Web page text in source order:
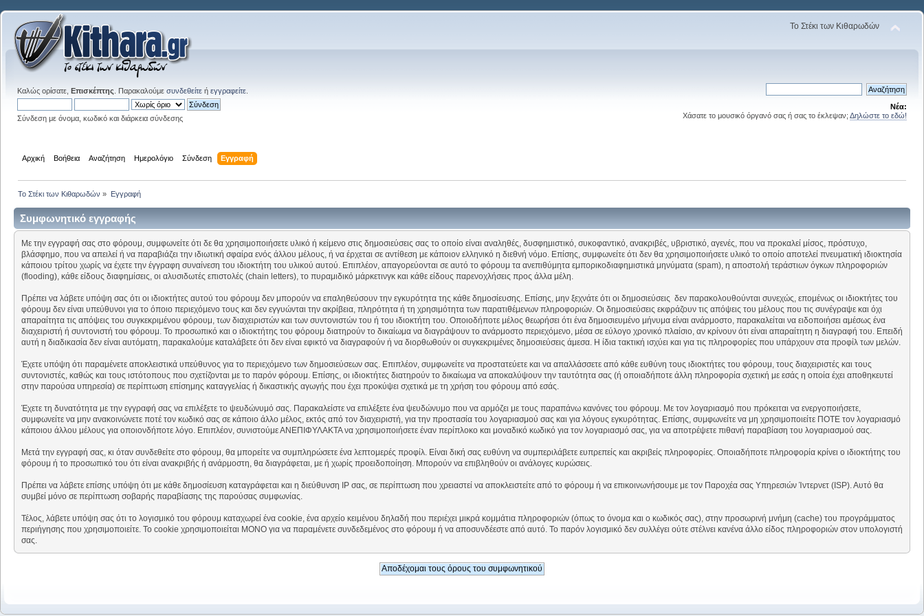
Το Στέκι των Κιθαρωδών
Καλώς ορίσατε, Επισκέπτης . Παρακαλούμε συνδεθείτε ή εγγραφείτε
Σύνδεση με όνομα, κωδικό και διάρκεια σύνδεσης
Νέα:
Χάσατε το μουσικό όργανό σας ή σας το έκλεψαν; Δηλώστε το εδώ!
Αρχική Βοήθεια Αναζήτηση Ημερολόγιο Σύνδεση Εγγραφή
Το Στέκι των Κιθαρωδών » Εγγραφή
Συμφωνητικό εγγραφής
Με την εγγραφή σας στο φόρουμ, συμφωνείτε ότι δε θα χρησιμοποιήσετε υλικό ή κείμενο στις δημοσιεύσεις σας το οποίο είναι αναληθές, δυσφημιστικό, συκοφαντικό, ανακριβές, υβριστικό, αγενές, που να προκαλεί μίσος, πρόστυχο,
βλάσφημο, που να απειλεί ή να παραβιάζει την ιδιωτική σφαίρα ενός άλλου μέλους, ή να έρχεται σε αντίθεση με κάποιον ελληνικό η διεθνή νόμο. Επίσης, συμφωνείτε ότι δεν θα χρησιμοποιήσετε υλικό το οποίο αποτελεί πνευματική ιδιοκτησία
κάποιου τρίτου χωρίς να έχετε την έγγραφη συναίνεση του ιδιοκτήτη του υλικού αυτού. Επιπλέον, απαγορεύονται σε αυτό το φόρουμ τα ανεπιθύμητα εμπορικοδιαφημιστικά μηνύματα (spam), η αποστολή τεράστιων όγκων πληροφοριών
(flooding), κάθε είδους διαφημίσεις, οι αλυσιδωτές επιστολές (chain letters), το πυραμιδικό μάρκετινγκ και κάθε είδους παρενοχλήσεις προς άλλα μέλη.
Πρέπει να λάβετε υπόψη σας ότι οι ιδιοκτήτες αυτού του φόρουμ δεν μπορούν να επαληθεύσουν την εγκυρότητα της κάθε δημοσίευσης. Επίσης, μην ξεχνάτε ότι οι δημοσιεύσεις δεν παρακολουθούνται συνεχώς, επομένως οι ιδιοκτήτες του
φόρουμ δεν είναι υπεύθυνοι για το όποιο περιεχόμενο τους και δεν εγγυώνται την ακρίβεια, πληρότητα ή τη χρησιμότητα των παρατιθέμενων πληροφοριών. Οι δημοσιεύσεις εκφράζουν τις απόψεις του μέλους που τις συνέγραψε και όχι
απαραίτητα τις απόψεις του συγκεκριμένου φόρουμ, των διαχειριστών και των συντονιστών του ή του ιδιοκτήτη του. Οποιοδήποτε μέλος θεωρήσει ότι ένα δημοσιευμένο μήνυμα είναι ανάρμοστο, παρακαλείται να ειδοποιήσει αμέσως ένα
διαχειριστή ή συντονιστή του φόρουμ. Το προσωπικό και ο ιδιοκτήτης του φόρουμ διατηρούν το δικαίωμα να διαγράψουν το ανάρμοστο περιεχόμενο, μέσα σε εύλογο χρονικό πλαίσιο, αν κρίνουν ότι είναι απαραίτητη η διαγραφή του. Επειδή
αυτή η διαδικασία δεν είναι αυτόματη, παρακαλούμε καταλάβετε ότι δεν είναι εφικτό να διαγραφούν ή να διορθωθούν οι συγκεκριμένες δημοσιεύσεις άμεσα. Η ίδια τακτική ισχύει και για τις πληροφορίες που υπάρχουν στα προφίλ των μελών.
Έχετε υπόψη ότι παραμένετε αποκλειστικά υπεύθυνος για το περιεχόμενο των δημοσιεύσεων σας. Επιπλέον, συμφωνείτε να προστατεύετε και να απαλλάσσετε από κάθε ευθύνη τους ιδιοκτήτες του φόρουμ, τους διαχειριστές και τους
συντονιστές, καθώς και τους ιστότοπους που σχετίζονται με το παρόν φόρουμ. Επίσης, οι ιδιοκτήτες διατηρούν το δικαίωμα να αποκαλύψουν την ταυτότητα σας (ή οποιαδήποτε άλλη πληροφορία σχετική με εσάς η οποία έχει αποθηκευτεί
στην παρούσα υπηρεσία) σε περίπτωση επίσημης καταγγελίας ή δικαστικής αγωγής που έχει προκύψει σχετικά με τη χρήση του φόρουμ από εσάς.
Έχετε τη δυνατότητα με την εγγραφή σας να επιλέξετε το ψευδώνυμό σας. Παρακαλείστε να επιλέξετε ένα ψευδώνυμο που να αρμόζει με τους παραπάνω κανόνες του φόρουμ. Με τον λογαριασμό που πρόκειται να ενεργοποιήσετε,
συμφωνείτε να μην ανακοινώνετε ποτέ τον κωδικό σας σε κάποιο άλλο μέλος, εκτός από τον διαχειριστή, για την προστασία του λογαριασμού σας και για λόγους εγκυρότητας. Επίσης, συμφωνείτε να μη χρησιμοποιείτε ΠΟΤΕ τον λογαριασμό
κάποιου άλλου μέλους για οποιονδήποτε λόγο. Επιπλέον, συνιστούμε ΑΝΕΠΙΦΥΛΑΚΤΑ να χρησιμοποιήσετε έναν περίπλοκο και μοναδικό κωδικό για τον λογαριασμό σας, για να αποτρέψετε πιθανή παραβίαση του λογαριασμού σας.
Μετά την εγγραφή σας, κι όταν συνδεθείτε στο φόρουμ, θα μπορείτε να συμπληρώσετε ένα λεπτομερές προφίλ. Είναι δική σας ευθύνη να συμπεριλάβετε ευπρεπείς και ακριβείς πληροφορίες. Οποιαδήποτε πληροφορία κρίνει ο ιδιοκτήτης του
φόρουμ ή το προσωπικό του ότι είναι ανακριβής ή ανάρμοστη, θα διαγράφεται, με ή χωρίς προειδοποίηση. Μπορούν να επιβληθούν οι ανάλογες κυρώσεις.
Πρέπει να λάβετε επίσης υπόψη ότι με κάθε δημοσίευση καταγράφεται και η διεύθυνση IP σας, σε περίπτωση που χρειαστεί να αποκλειστείτε από το φόρουμ ή να επικοινωνήσουμε με τον Παροχέα σας Υπηρεσιών Ίντερνετ (ISP). Αυτό θα
συμβεί μόνο σε περίπτωση σοβαρής παραβίασης της παρούσας συμφωνίας.
Τέλος, λάβετε υπόψη σας ότι το λογισμικό του φόρουμ καταχωρεί ένα cookie, ένα αρχείο κειμένου δηλαδή που περιέχει μικρά κομμάτια πληροφοριών (όπως το όνομα και ο κωδικός σας), στην προσωρινή μνήμη (cache) του προγράμματος
περιήγησης που χρησιμοποιείτε. Το cookie χρησιμοποιείται ΜΟΝΟ για να παραμένετε συνδεδεμένος στο φόρουμ ή να αποσυνδέεστε από αυτό. Το παρόν λογισμικό δεν συλλέγει ούτε στέλνει κανένα άλλο είδος πληροφοριών στον υπολογιστή
σας.